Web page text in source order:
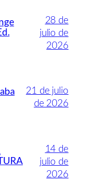
28 de
julio de
2026
21 de julio
de 2026
14 de
julio de
2026